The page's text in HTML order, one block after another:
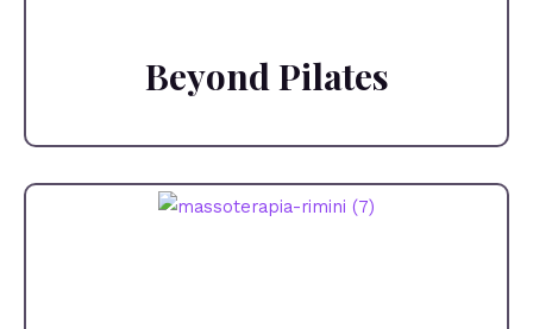
Beyond Pilates